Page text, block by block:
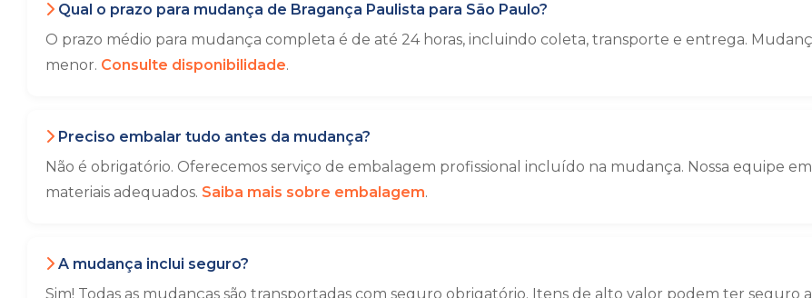
Qual o prazo para mudança de Bragança Paulista para São Paulo?
O prazo médio para mudança completa é de até 24 horas, incluindo coleta, transporte e entrega.
menor. Consulte disponibilidade.
Preciso embalar tudo antes da mudança?
Não é obrigatório. Oferecemos serviço de embalagem profissional incluído na mudança. Nossa equipe
materiais adequados. Saiba mais sobre embalagem.
A mudança inclui seguro?
Sim! Todas as mudanças são transportadas com seguro obrigatório. Itens de alto valor podem ter seguro